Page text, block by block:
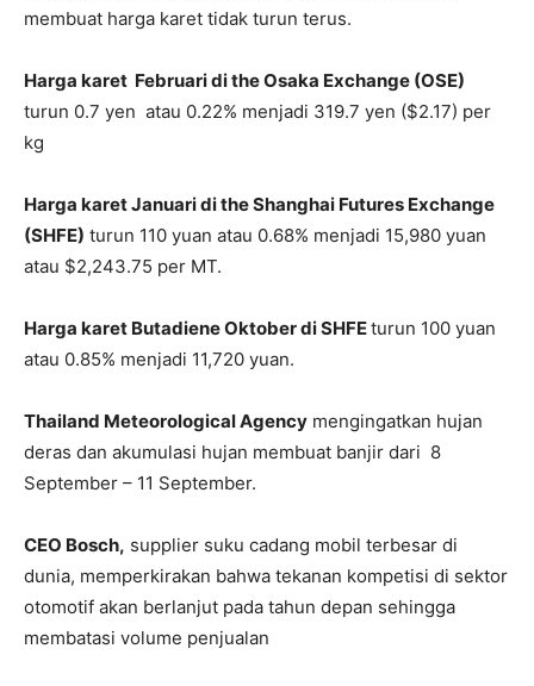
membuat harga karet tidak turun terus.
Harga karet Februari di the Osaka Exchange (OSE)
turun 0.7 yen atau 0.22% menjadi 319.7 yen ($2.17) per
kg
Harga karet Januari di the Shanghai Futures Exchange
(SHFE) turun 110 yuan atau 0.68% menjadi 15,980 yuan
atau $2,243.75 per MT.
Harga karet Butadiene Oktober di SHFEturun 100 yuan
atau 0.85% menjadi 11,720 yuan.
Thailand Meteorological Agency mengingatkan hujan
deras dan akumulasi hujan membuat banjir dari 8
September – 11 September.
CEO Bosch, supplier suku cadang mobil terbesar di
dunia, memperkirakan bahwa tekanan kompetisi di sektor
otomotif akan berlanjut pada tahun depan sehingga
membatasi volume penjualan